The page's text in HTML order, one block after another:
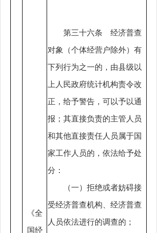
《全
国经
第三十六条 经济普查
对象（个体经营户除外）有
下列行为之一的，由县级以
上人民政府统计机构责令改
正，给予警告，可以予以通
报；其直接负责的主管人员
和其他直接责任人员属于国
家工作人员的，依法给予处
分：
（一）拒绝或者妨碍接
受经济普查机构、经济普查
人员依法进行的调查的；